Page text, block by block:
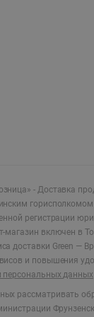
- Доставка
регистрации
магазин включен в
доставки Green —
и повышения
персональных данных
рассматривать